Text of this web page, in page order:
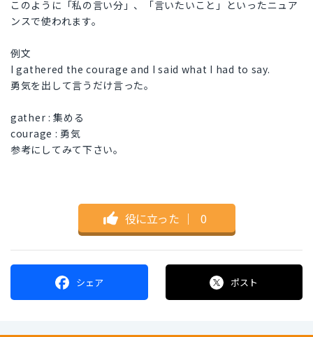
このように「私の言い分」、「言いたいこと」といったニュア
ンスで使われます。
例文
I gathered the courage and I said what I had to say.
勇気を出して言うだけ言った。
gather : 集める
courage : 勇気
参考にしてみて下さい。
役に立った ｜ 0
シェア ポスト